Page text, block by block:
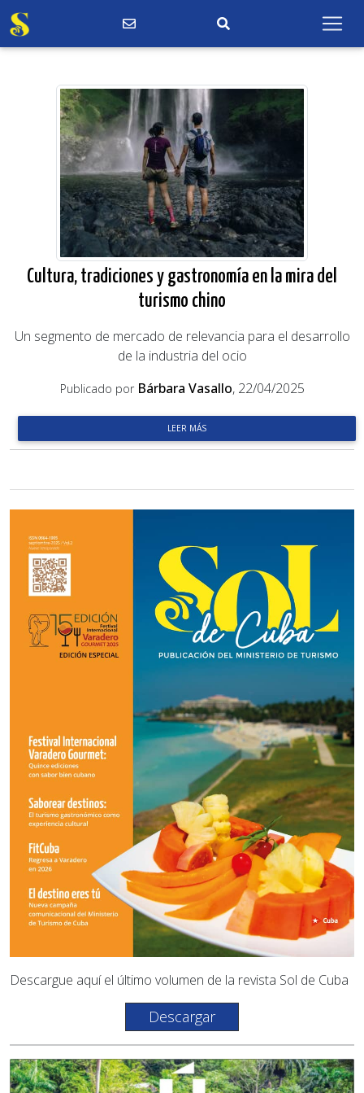
Cultura, tradiciones y gastronomía en la mira del
turismo chino
Un segmento de mercado de relevancia para el desarrollo
de la industria del ocio
Publicado por Bárbara Vasallo, 22/04/2025
LEER MÁS
Descargue aquí el último volumen de la revista Sol de Cuba
Descargar